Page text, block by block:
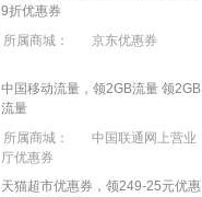
9折优惠券
所属商城：
京东优惠券
中国移动流量，领2GB流量 领2GB
流量
所属商城：
中国联通网上营业
厅优惠券
天猫超市优惠券，领249-25元优惠